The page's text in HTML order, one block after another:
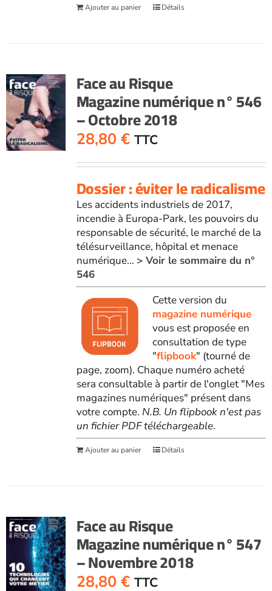
Ajouter au panier Détails
Face au Risque
Magazine numérique n° 546
– Octobre 2018
28,80 € TTC
Dossier : éviter le radicalisme
Les accidents industriels de 2017,
incendie à Europa-Park, les pouvoirs du
responsable de sécurité, le marché de la
télésurveillance, hôpital et menace
numérique... > Voir le sommaire du n°
546
Cette version du
magazine numérique
vous est proposée en
consultation de type
"flipbook" (tourné de
page, zoom). Chaque numéro acheté
sera consultable à partir de l'onglet "Mes
magazines numériques" présent dans
votre compte. N.B. Un flipbook n'est pas
un fichier PDF téléchargeable.
Ajouter au panier Détails
Face au Risque
Magazine numérique n° 547
– Novembre 2018
28,80 € TTC